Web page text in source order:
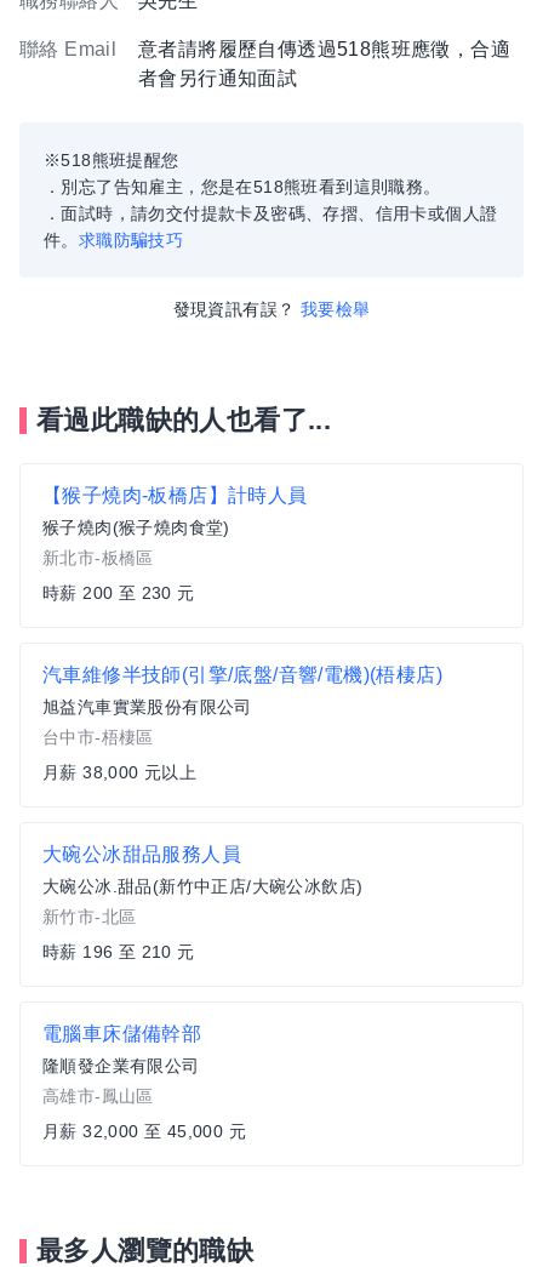
聯絡 Email
意者請將履歷自傳透過518熊班應徵，合適
者會另行通知面試
※518熊班提醒您
．別忘了告知雇主，您是在518熊班看到這則職務。
．面試時，請勿交付提款卡及密碼、存摺、信用卡或個人證
件。 求職防騙技巧
發現資訊有誤？ 我要檢舉
看過此職缺的人也看了...
【猴子燒肉-板橋店】計時人員
猴子燒肉(猴子燒肉食堂)
新北市-板橋區
時薪 200 至 230 元
汽車維修半技師(引擎/底盤/音響/電機)(梧棲店)
旭益汽車實業股份有限公司
台中市-梧棲區
月薪 38,000 元以上
大碗公冰甜品服務人員
大碗公冰.甜品(新竹中正店/大碗公冰飲店)
新竹市-北區
時薪 196 至 210 元
電腦車床儲備幹部
隆順發企業有限公司
高雄市-鳳山區
月薪 32,000 至 45,000 元
最多人瀏覽的職缺